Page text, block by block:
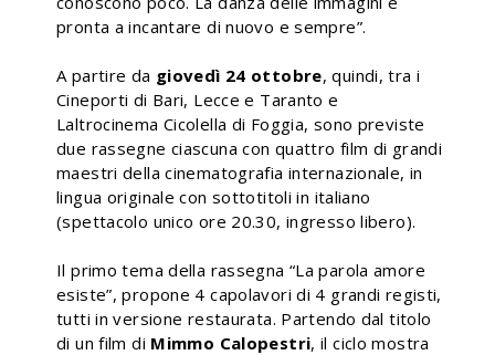
pronta a incantare di nuovo e sempre”.
A partire da giovedì 24 ottobre, quindi, tra i
Cineporti di Bari, Lecce e Taranto e
Laltrocinema Cicolella di Foggia, sono previste
due rassegne ciascuna con quattro film di grandi
maestri della cinematografia internazionale, in
lingua originale con sottotitoli in italiano
(spettacolo unico ore 20.30, ingresso libero).
Il primo tema della rassegna “La parola amore
esiste”, propone 4 capolavori di 4 grandi registi,
tutti in versione restaurata. Partendo dal titolo
di un film di Mimmo Calopestri, il ciclo mostra